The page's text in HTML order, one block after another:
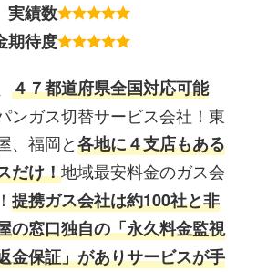
績数
期待度
４７都道府県全国対応可能
ンガス切替サービス会社！東
、福岡と各地に４支店もある
だけ！地域最安料金のガス会
提携ガス会社は約100社と非
の窓口独自の「永久料金監視
金保証」がありサービスが手